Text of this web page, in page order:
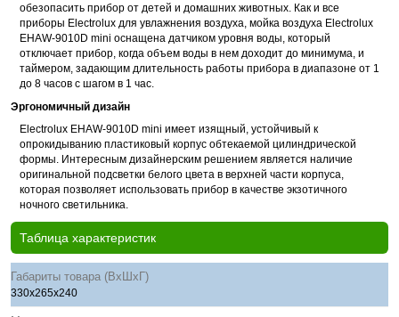
обезопасить прибор от детей и домашних животных. Как и все
приборы Electrolux для увлажнения воздуха, мойка воздуха Electrolux
EHAW-9010D mini оснащена датчиком уровня воды, который
отключает прибор, когда объем воды в нем доходит до минимума, и
таймером, задающим длительность работы прибора в диапазоне от 1
до 8 часов с шагом в 1 час.
Эргономичный дизайн
Electrolux EHAW-9010D mini имеет изящный, устойчивый к
опрокидыванию пластиковый корпус обтекаемой цилиндрической
формы. Интересным дизайнерским решением является наличие
оригинальной подсветки белого цвета в верхней части корпуса,
которая позволяет использовать прибор в качестве экзотичного
ночного светильника.
Таблица характеристик
Габариты товара (ВхШхГ)
330х265х240